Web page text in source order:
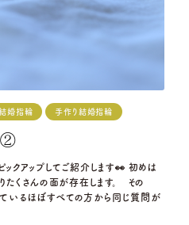
婚指輪 手作り結婚指輪
②
クアップしてご紹介します👀 初めは
くさんの面が存在します。 その
いるほぼすべての方から同じ質問が